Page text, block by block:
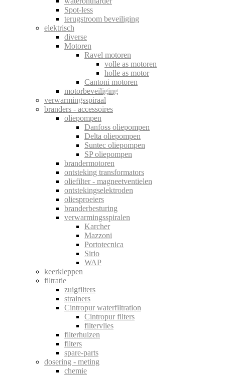
Spot-less
terugstroom beveiliging
elektrisch
diverse
Motoren
Ravel motoren
volle as motoren
holle as motor
Cantoni motoren
motorbeveiliging
verwarmingsspiraal
branders - accessoires
oliepompen
Danfoss oliepompen
Delta oliepompen
Suntec oliepompen
SP oliepompen
brandermotoren
ontsteking transformators
oliefilter - magneetventielen
ontstekingselektroden
oliesproeiers
branderbesturing
verwarmingsspiralen
Karcher
Mazzoni
Portotecnica
Sirio
WAP
keerkleppen
filtratie
zuigfilters
strainers
Cintropur waterfiltration
Cintropur filters
filtervlies
filterhuizen
filters
spare-parts
dosering - meting
chemie